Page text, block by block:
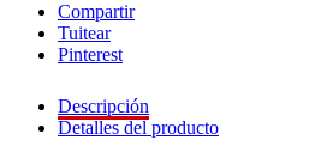
Compartir
Tuitear
Pinterest
Descripción
Detalles del producto